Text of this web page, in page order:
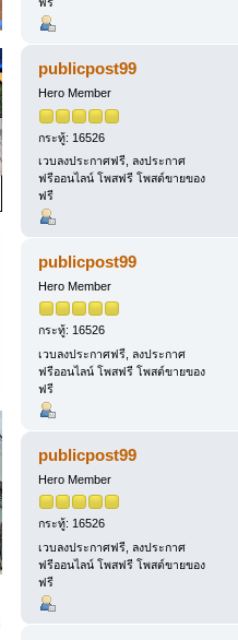
publicpost99
Hero Member
กระทู้: 16526
เวบลงประกาศฟรี, ลงประกาศ
ฟรีออนไลน์ โพสฟรี โพสต์ขายของ
ฟรี
publicpost99
Hero Member
กระทู้: 16526
เวบลงประกาศฟรี, ลงประกาศ
ฟรีออนไลน์ โพสฟรี โพสต์ขายของ
ฟรี
publicpost99
Hero Member
กระทู้: 16526
เวบลงประกาศฟรี, ลงประกาศ
ฟรีออนไลน์ โพสฟรี โพสต์ขายของ
ฟรี